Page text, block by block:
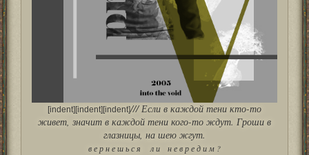
[indent][indent][indent]/// Если в каждой тени кто-то
живет, значит в каждой тени кого-то ждут. Гроши в
глазницы, на шею жгут.
в е р н е ш ь с я л и н е в р е д и м ?